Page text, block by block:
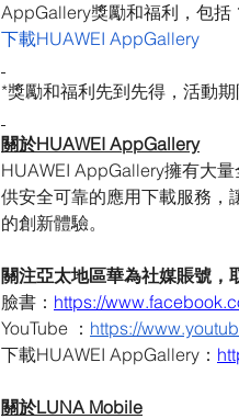
AppGallery獎勵和福利，包括
下載HUAWEI AppGallery
*獎勵和福利先到先得，活動
關於HUAWEI AppGallery
HUAWEI AppGallery擁有大
供安全可靠的應用下載服務，
的創新體驗。
關注亞太地區華為社媒賬號，
臉書： https://
YouTube ： https://
下載HUAWEI AppGallery：
關於LUNA Mobile